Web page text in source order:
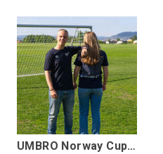
UMBRO Norway Cup Basic Tee 24 Marine